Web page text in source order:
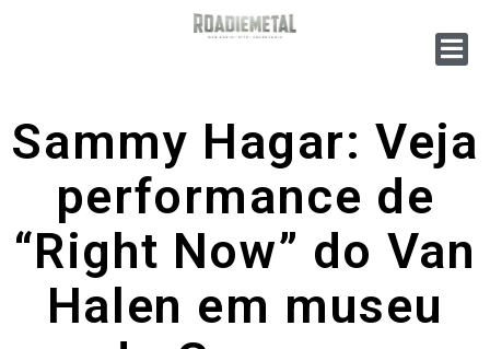
Sammy Hagar: Veja
performance de
“Right Now” do Van
Halen em museu